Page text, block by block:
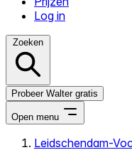
Log in
Zoeken
Probeer Walter gratis
Open menu
Leidschendam-